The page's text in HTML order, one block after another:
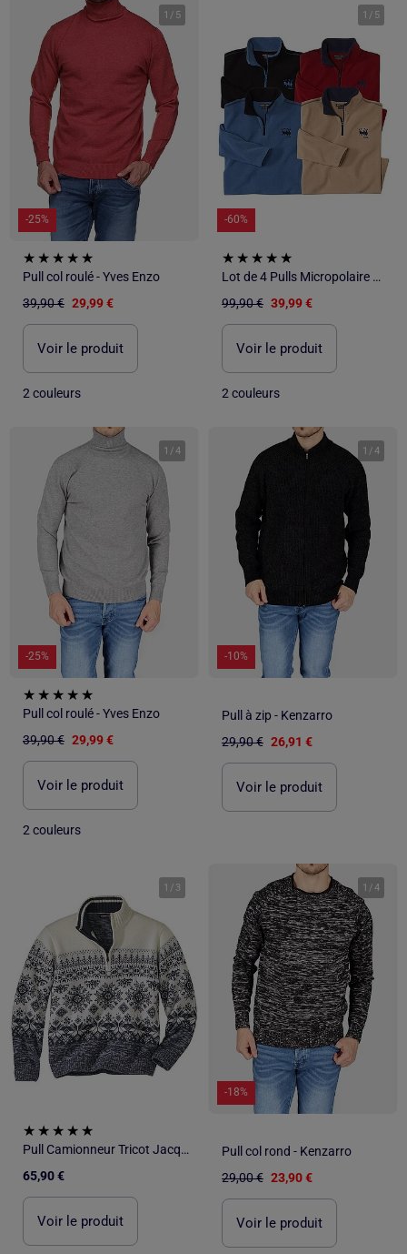
1 / 5
-25%
Pull col roulé - Yves Enzo
39,90 € 29,99 €
Voir le produit
2 couleurs
1 / 5
-60%
Lot de 4 Pulls Micropolaire Wild Country - ATLAS FOR MEN
99,90 € 39,99 €
Voir le produit
2 couleurs
1 /4
-25%
Pull col roulé - Yves Enzo
39,90 € 29,99 €
Voir le produit
2 couleurs
1 /4
-10%
Pull à zip - Kenzarro
29,90 € 26,91 €
Voir le produit
1 / 3
Pull Camionneur Tricot Jacquard - ATLAS FOR MEN
65,90 €
Voir le produit
1 /4
-18%
Pull col rond - Kenzarro
29,00 € 23,90 €
Voir le produit